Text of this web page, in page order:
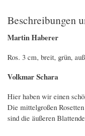
Beschreibungen
Martin Haberer
Ros. 3 cm, breit, grün,
Volkmar Schara
Hier haben wir einen
Die mittelgroßen
sind die äußeren